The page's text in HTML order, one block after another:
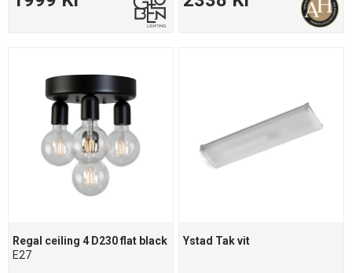
Regal ceiling 4 D230 flat black
E27
Ystad Tak vit